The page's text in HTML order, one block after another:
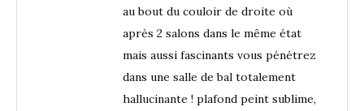
au bout du couloir de droite où
après 2 salons dans le même état
mais aussi fascinants vous pénétrez
dans une salle de bal totalement
hallucinante ! plafond peint sublime,